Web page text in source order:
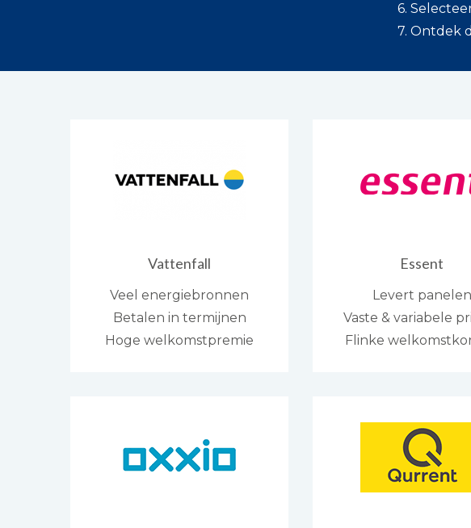
6.
7. Ontdek
Vattenfall
Veel energiebronnen
Betalen in termijnen
Hoge welkomstpremie
Essent
Levert panelen
Vaste & variabele
Flinke